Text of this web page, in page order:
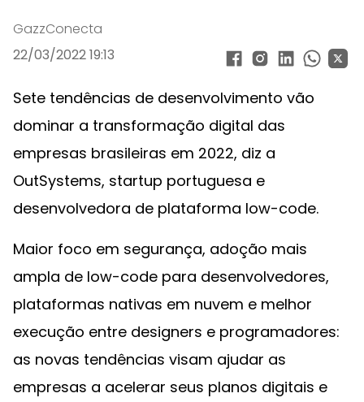
GazzConecta
22/03/2022 19:13
Sete tendências de desenvolvimento vão
dominar a transformação digital das
empresas brasileiras em 2022, diz a
OutSystems, startup portuguesa e
desenvolvedora de plataforma low-code.
Maior foco em segurança, adoção mais
ampla de low-code para desenvolvedores,
plataformas nativas em nuvem e melhor
execução entre designers e programadores:
as novas tendências visam ajudar as
empresas a acelerar seus planos digitais e